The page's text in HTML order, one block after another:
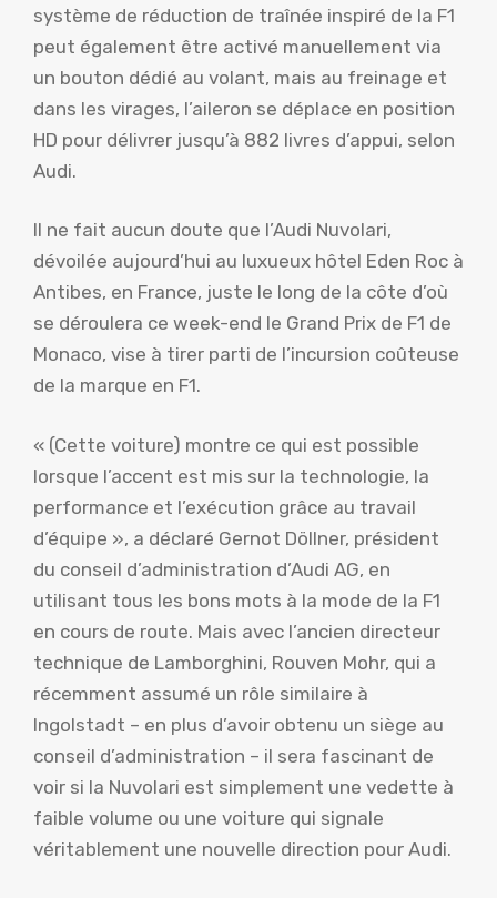
système de réduction de traînée inspiré de la F1
peut également être activé manuellement via
un bouton dédié au volant, mais au freinage et
dans les virages, l’aileron se déplace en position
HD pour délivrer jusqu’à 882 livres d’appui, selon
Audi.
Il ne fait aucun doute que l’Audi Nuvolari,
dévoilée aujourd’hui au luxueux hôtel Eden Roc à
Antibes, en France, juste le long de la côte d’où
se déroulera ce week-end le Grand Prix de F1 de
Monaco, vise à tirer parti de l’incursion coûteuse
de la marque en F1.
« (Cette voiture) montre ce qui est possible
lorsque l’accent est mis sur la technologie, la
performance et l’exécution grâce au travail
d’équipe », a déclaré Gernot Döllner, président
du conseil d’administration d’Audi AG, en
utilisant tous les bons mots à la mode de la F1
en cours de route. Mais avec l’ancien directeur
technique de Lamborghini, Rouven Mohr, qui a
récemment assumé un rôle similaire à
Ingolstadt – en plus d’avoir obtenu un siège au
conseil d’administration – il sera fascinant de
voir si la Nuvolari est simplement une vedette à
faible volume ou une voiture qui signale
véritablement une nouvelle direction pour Audi.